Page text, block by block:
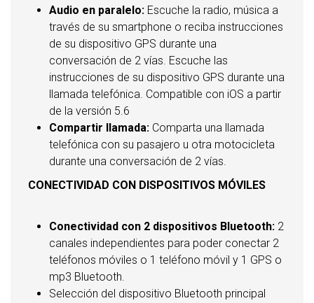
Audio en paralelo: Escuche la radio, música a
través de su smartphone o reciba instrucciones
de su dispositivo GPS durante una
conversación de 2 vías. Escuche las
instrucciones de su dispositivo GPS durante una
llamada telefónica. Compatible con iOS a partir
de la versión 5.6
Compartir llamada: Comparta una llamada
telefónica con su pasajero u otra motocicleta
durante una conversación de 2 vías.
CONECTIVIDAD CON DISPOSITIVOS MÓVILES
Conectividad con 2 dispositivos Bluetooth: 2
canales independientes para poder conectar 2
teléfonos móviles o 1 teléfono móvil y 1 GPS o
mp3 Bluetooth.
Selección del dispositivo Bluetooth principal